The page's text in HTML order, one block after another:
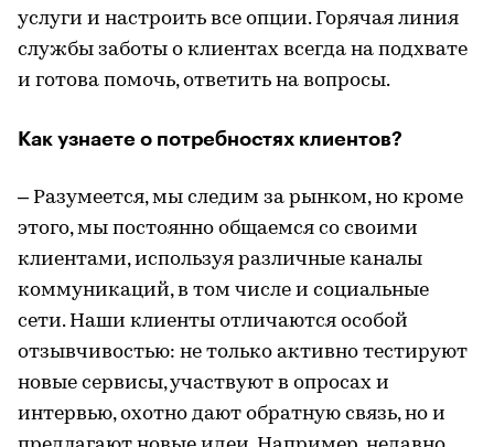
услуги и настроить все опции. Горячая линия
службы заботы о клиентах всегда на подхвате
и готова помочь, ответить на вопросы.
Как узнаете о потребностях клиентов?
– Разумеется, мы следим за рынком, но кроме
этого, мы постоянно общаемся со своими
клиентами, используя различные каналы
коммуникаций, в том числе и социальные
сети. Наши клиенты отличаются особой
отзывчивостью: не только активно тестируют
новые сервисы, участвуют в опросах и
интервью, охотно дают обратную связь, но и